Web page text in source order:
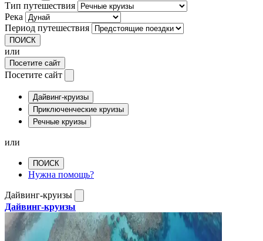
Тип путешествия
Река
Период путешествия
ПОИСК
или
Посетите сайт
Посетите сайт
Дайвинг-круизы
Приключенческие круизы
Речные круизы
или
ПОИСК
Нужна помощь?
Дайвинг-круизы
Дайвинг-круизы